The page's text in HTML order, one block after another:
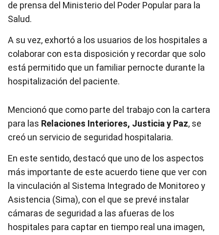
de prensa del Ministerio del Poder Popular para la
Salud.
A su vez, exhortó a los usuarios de los hospitales a
colaborar con esta disposición y recordar que solo
está permitido que un familiar pernocte durante la
hospitalización del paciente.
Mencionó que como parte del trabajo con la cartera
para las Relaciones Interiores, Justicia y Paz, se
creó un servicio de seguridad hospitalaria.
En este sentido, destacó que uno de los aspectos
más importante de este acuerdo tiene que ver con
la vinculación al Sistema Integrado de Monitoreo y
Asistencia (Sima), con el que se prevé instalar
cámaras de seguridad a las afueras de los
hospitales para captar en tiempo real una imagen,